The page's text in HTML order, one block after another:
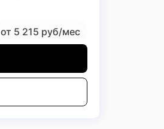
от 5 215 руб/мес